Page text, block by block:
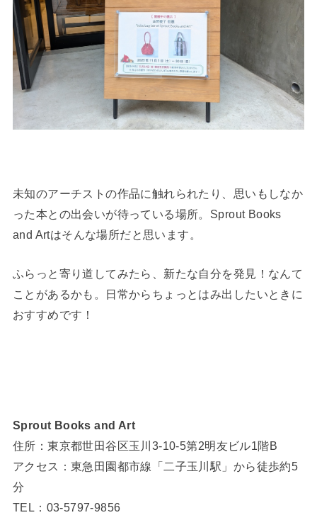
未知のアーチストの作品に触れられたり、思いもしなか
った本との出会いが待っている場所。Sprout Books
and Artはそんな場所だと思います。
ふらっと寄り道してみたら、新たな自分を発見！なんて
ことがあるかも。日常からちょっとはみ出したいときに
おすすめです！
Sprout Books and Art
住所：東京都世田谷区玉川3-10-5第2明友ビル1階B
アクセス：東急田園都市線「二子玉川駅」から徒歩約5
分
TEL：03-5797-9856